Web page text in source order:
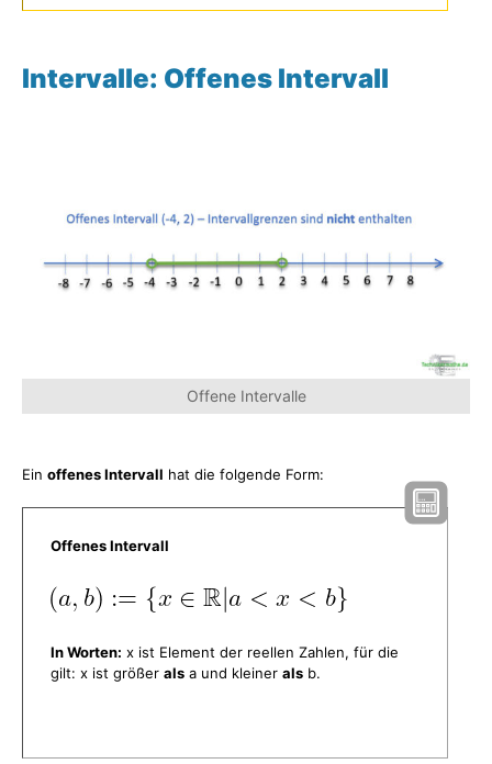
Intervalle: Offenes Intervall
Offene Intervalle
Ein offenes Intervall hat die folgende Form:
Offenes Intervall
In Worten: x ist Element der reellen Zahlen, für die
gilt: x ist größer als a und kleiner als b.